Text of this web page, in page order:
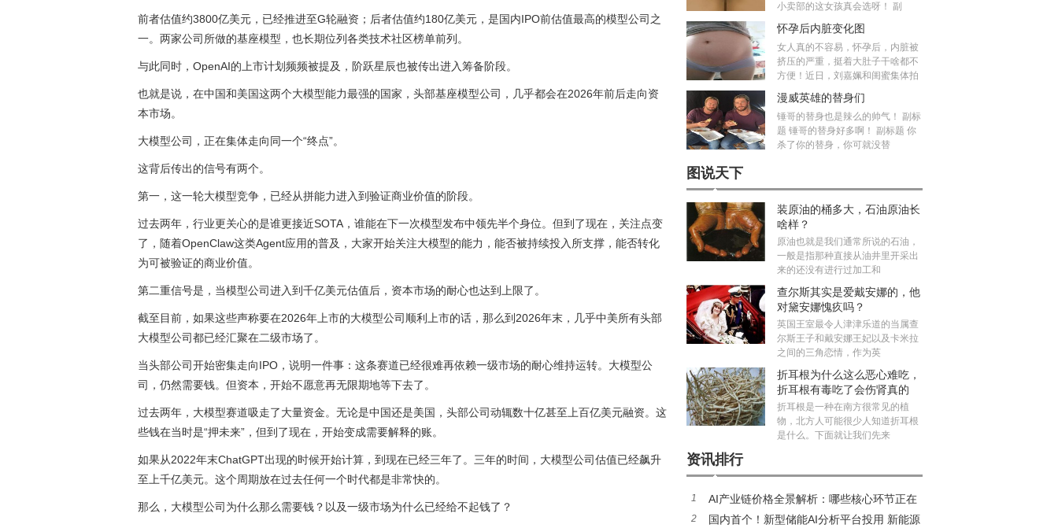
前者估值约3800亿美元，已经推进至G轮融资；后者估值约180亿美元，是国内IPO前估值最高的模型公司之
一。两家公司所做的基座模型，也长期位列各类技术社区榜单前列。
与此同时，OpenAI的上市计划频频被提及，阶跃星辰也被传出进入筹备阶段。
也就是说，在中国和美国这两个大模型能力最强的国家，头部基座模型公司，几乎都会在2026年前后走向资
本市场。
大模型公司，正在集体走向同一个“终点”。
这背后传出的信号有两个。
第一，这一轮大模型竞争，已经从拼能力进入到验证商业价值的阶段。
过去两年，行业更关心的是谁更接近SOTA，谁能在下一次模型发布中领先半个身位。但到了现在，关注点变
了，随着OpenClaw这类Agent应用的普及，大家开始关注大模型的能力，能否被持续投入所支撑，能否转化
为可被验证的商业价值。
第二重信号是，当模型公司进入到千亿美元估值后，资本市场的耐心也达到上限了。
截至目前，如果这些声称要在2026年上市的大模型公司顺利上市的话，那么到2026年末，几乎中美所有头部
大模型公司都已经汇聚在二级市场了。
当头部公司开始密集走向IPO，说明一件事：这条赛道已经很难再依赖一级市场的耐心维持运转。大模型公
司，仍然需要钱。但资本，开始不愿意再无限期地等下去了。
过去两年，大模型赛道吸走了大量资金。无论是中国还是美国，头部公司动辄数十亿甚至上百亿美元融资。这
些钱在当时是“押未来”，但到了现在，开始变成需要解释的账。
如果从2022年末ChatGPT出现的时候开始计算，到现在已经三年了。三年的时间，大模型公司估值已经飙升
至上千亿美元。这个周期放在过去任何一个时代都是非常快的。
那么，大模型公司为什么那么需要钱？以及一级市场为什么已经给不起钱了？
小卖部的这女孩真会选呀！ 副
怀孕后内脏变化图
女人真的不容易，怀孕后，内脏被
挤压的严重，挺着大肚子干啥都不
方便！近日，刘嘉姵和闺蜜集体拍
漫威英雄的替身们
锤哥的替身也是辣么的帅气！ 副标
题 锤哥的替身好多啊！ 副标题 你
杀了你的替身，你可就没替
图说天下
装原油的桶多大，石油原油长
啥样？
原油也就是我们通常所说的石油，
一般是指那种直接从油井里开采出
来的还没有进行过加工和
查尔斯其实是爱戴安娜的，他
对黛安娜愧疚吗？
英国王室最令人津津乐道的当属查
尔斯王子和戴安娜王妃以及卡米拉
之间的三角恋情，作为英
折耳根为什么这么恶心难吃，
折耳根有毒吃了会伤肾真的
吗？
折耳根是一种在南方很常见的植
物，北方人可能很少人知道折耳根
是什么。下面就让我们先来
资讯排行
1
AI产业链价格全景解析：哪些核心环节正在
经历涨价潮？
2
国内首个！新型储能AI分析平台投用 新能源